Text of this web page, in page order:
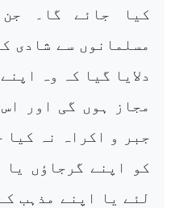
کیا جائے گا۔
مسلمانوں سے شادی
دلایا گیا کہ وہ
مجاز ہوں گی اور
جبر و اکراہ نہ کیا
کو اپنے گرجاؤں
لئے یا اپنے مذہب